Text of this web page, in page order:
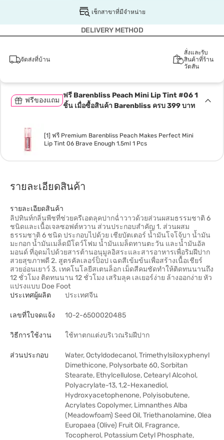
เช็กสาขาที่มีจำหน่าย
DELIVERY METHOD
จัดส่งที่บ้าน
สั่งและรับ
สินค้าที่ร้าน
วัตสัน
ฟรีของแถม
ฟรี Barenbliss Peach Mini Lip Tint #06 1
ชิ้น เมื่อซื้อสินค้า Barenbliss ครบ 399 บาท
[1] ฟรี Premium Barenbliss Peach Makes Perfect Mini
Lip Tint 06 Brave Enough 1.5ml 1 Pcs
รายละเอียดสินค้า
รายละเอียดสินค้า
ลิปทินท์กลิ่นพีชที่ช่วยครีเอตลุคปากฉ่ำวาวด้วยส่วนผสมธรรมชาติ 6
ชนิดและเนื้อเจลซอฟต์หวาน ส่วนประกอบสำคัญ 1. ส่วนผสม
ธรรมชาติ 6 ชนิด ประกอบไปด้วย เชียบัตเตอร์ น้ำมันโจโจ้บา น้ำมัน
มะกอก น้ำมันเมล็ดมีโดว์โฟม น้ำมันเมล็ดทานตะวัน และน้ำมันอัล
มอนด์ ที่อุดมไปด้วยสารต้านอนุมูลอิสระและสารอาหารเพื่อริมฝีปาก
สวยสุขภาพดี 2. สูตรคัลเลอร์ป็อป เฉดสีเข้มข้นเพื่อสร้างเนื้อเชียร์
สวยอ่อนเยาว์ 3. เทคโนโลยีสเตนล็อก เม็ดสีคมชัดทำให้ติดทนนานถึง
12 ชั่วโมง ติดทนนาน 12 ชั่วโมง เสริมลุค เลเยอร์ง่าย ล้างออกง่าย หัว
แปรงแบบ Doe Foot
ประเทศผู้ผลิต
ประเทศจีน
เลขที่ใบจดแจ้ง 10-2-6500020485
วิธีการใช้งาน ใช้ทาตกแต่งบริเวณริมฝีปาก
ส่วนประกอบ
Water, Octyldodecanol, Trimethylsiloxyphenyl
Dimethicone, Polysorbate 60, Sorbitan
Stearate, Ethylcellulose, Cetearyl Alcohol,
Polyacrylate-13, 1,2-Hexanediol,
Hydroxyacetophenone, Polyisobutene,
Acrylates Copolymer, Limnanthes Alba
(Meadowfoam) Seed Oil, Triethanolamine, Olea
Europaea (Olive) Fruit Oil, Fragrance,
Tocopherol, Potassium Cetyl Phosphate,